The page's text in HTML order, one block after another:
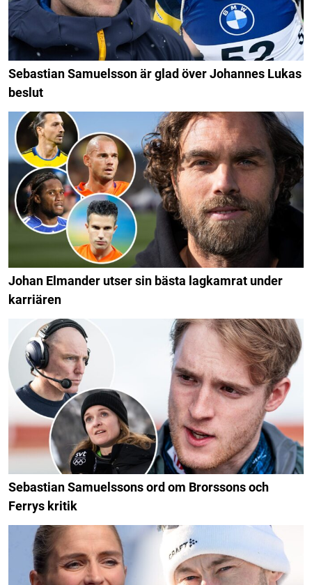
Sebastian Samuelsson är glad över Johannes Lukas
beslut
Johan Elmander utser sin bästa lagkamrat under
karriären
Sebastian Samuelssons ord om Brorssons och
Ferrys kritik